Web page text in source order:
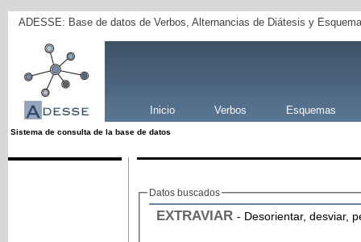
ADESSE: Base de datos de Verbos, Alternancias de Diátesis y
Inicio Verbos Esquemas
Sistema de consulta de la base de datos
Datos buscados
EXTRAVIAR - Desorientar, desviar,